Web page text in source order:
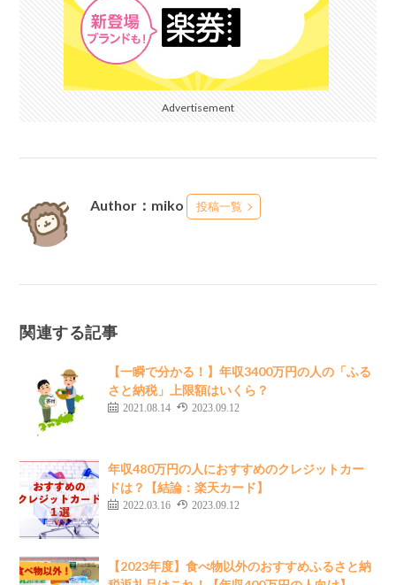
Advertisement
Author：miko 投稿一覧
関連する記事
【一瞬で分かる！】年収3400万円の人の「ふる
さと納税」上限額はいくら？
2021.08.14 2023.09.12
年収480万円の人におすすめのクレジットカー
ドは？【結論：楽天カード】
2022.03.16 2023.09.12
【2023年度】食べ物以外のおすすめふるさと納